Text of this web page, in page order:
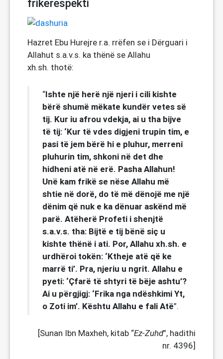
frikërespekti
Hazret Ebu Hurejre r.a. rrëfen se i Dërguari i
Allahut s.a.v.s. ka thënë se Allahu
xh.sh. thotë:
“Ishte një herë një njeri i cili kishte
bërë shumë mëkate kundër vetes së
tij. Kur iu afrou vdekja, ai u tha bijve
të tij: ‘Kur të vdes digjeni trupin tim, e
pasi të jem bërë hi e pluhur, merreni
pluhurin tim, shkoni në det dhe
hidheni atë në erë. Pasha Allahun!
Unë kam frikë se nëse Allahu më
shtie në dorë, do të më dënojë me një
dënim që nuk e ka dënuar askënd më
parë. Atëherë Profeti i shenjtë
s.a.v.s. tha: Bijtë e tij bënë siç u
kishte thënë i ati. Por, Allahu xh.sh. e
urdhëroi tokën: ‘Ktheje atë që ke
marrë ti’. Pra, njeriu u ngrit. Allahu e
pyeti: ‘Çfarë të shtyri të bëje ashtu’?
Ai u përgjigj: ‘Frika nga ndëshkimi Yt,
o Zoti im’. Kështu Allahu e fali Atë”.
[Sunan Ibn Maxheh, kitab “Ez-Zuhd”, hadithi
nr. 4396]